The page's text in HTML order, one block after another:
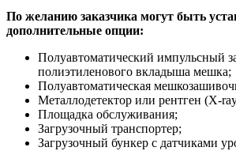
По желанию заказчика могут быть
дополнительные опции:
Полуавтоматический импульсный
полиэтиленового вкладыша мешка;
Полуавтоматическая
Металлодетектор или рентген (X-
Площадка обслуживания;
Загрузочный транспортер;
Загрузочный бункер с датчиками